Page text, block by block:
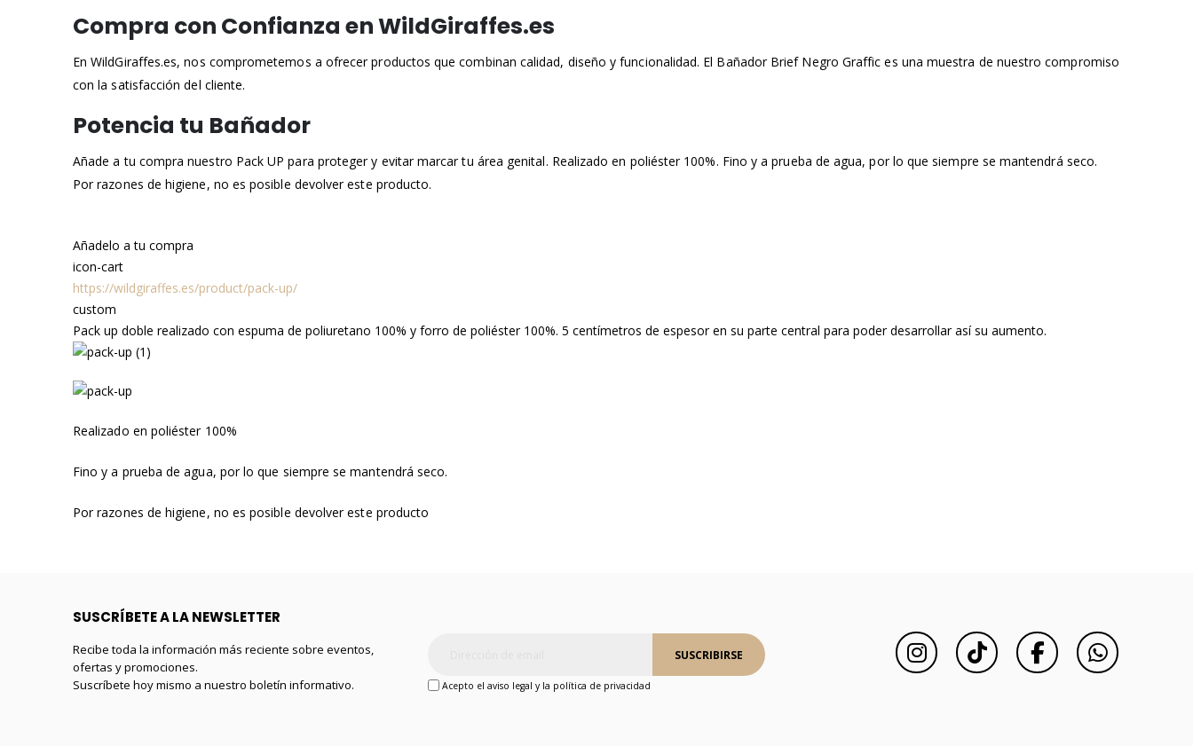
Compra con Confianza en WildGiraffes.es
En WildGiraffes.es, nos comprometemos a ofrecer productos que combinan calidad, diseño y funcionalidad. El Bañador Brief Negro Graffic es una muestra de nuestro compromiso
con la satisfacción del cliente.
Potencia tu Bañador
Añade a tu compra nuestro Pack UP para proteger y evitar marcar tu área genital. Realizado en poliéster 100%. Fino y a prueba de agua, por lo que siempre se mantendrá seco.
Por razones de higiene, no es posible devolver este producto.
Añadelo a tu compra
icon-cart
https://wildgiraffes.es/product/pack-up/
custom
Pack up doble realizado con espuma de poliuretano 100% y forro de poliéster 100%. 5 centímetros de espesor en su parte central para poder desarrollar así su aumento.
Realizado en poliéster 100%
Fino y a prueba de agua, por lo que siempre se mantendrá seco.
Por razones de higiene, no es posible devolver este producto
SUSCRÍBETE A LA NEWSLETTER
Recibe toda la información más reciente sobre eventos,
ofertas y promociones.
Suscríbete hoy mismo a nuestro boletín informativo.
Acepto el aviso legal y la política de privacidad
SUSCRIBIRSE